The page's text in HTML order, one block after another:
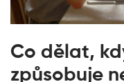
Co dělat,
způsobuje